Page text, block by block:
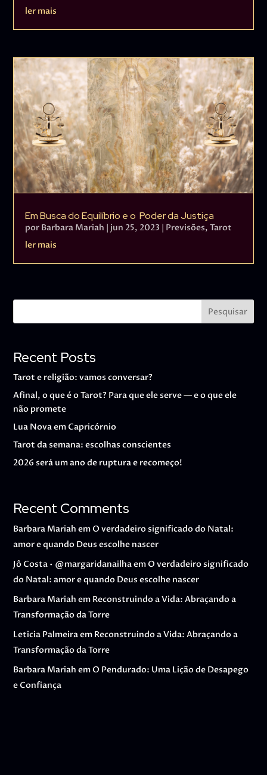
ler mais
Em Busca do Equilíbrio e o Poder da Justiça
por Barbara Mariah | jun 25, 2023 | Previsões,Tarot
ler mais
Pesquisar
Recent Posts
Tarot e religião: vamos conversar?
Afinal, o que é o Tarot? Para que ele serve — e o que ele
não promete
Lua Nova em Capricórnio
Tarot da semana: escolhas conscientes
2026 será um ano de ruptura e recomeço!
Recent Comments
Barbara Mariah em O verdadeiro significado do Natal:
amor e quando Deus escolhe nascer
Jô Costa • @margaridanailhaem O verdadeiro significado
do Natal: amor e quando Deus escolhe nascer
Barbara Mariah em Reconstruindo a Vida: Abraçando a
Transformação da Torre
Leticia Palmeiraem Reconstruindo a Vida: Abraçando a
Transformação da Torre
Barbara Mariah em O Pendurado: Uma Lição de Desapego
e Confiança